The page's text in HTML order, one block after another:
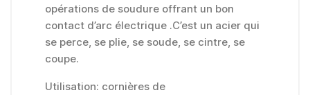
opérations de soudure offrant un bon
contact d’arc électrique .C’est un acier qui
se perce, se plie, se soude, se cintre, se
coupe.
Utilisation: cornières de